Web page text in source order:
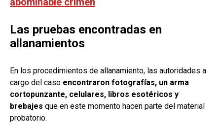
Las pruebas encontradas en
allanamientos
En los procedimientos de allanamiento, las autoridades a
cargo del caso encontraron fotografías, un arma
cortopunzante, celulares, libros esotéricos y
brebajes que en este momento hacen parte del material
probatorio.